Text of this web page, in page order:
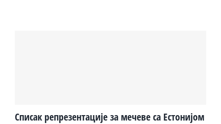
Списак репрезентације за мечеве са Естонијом